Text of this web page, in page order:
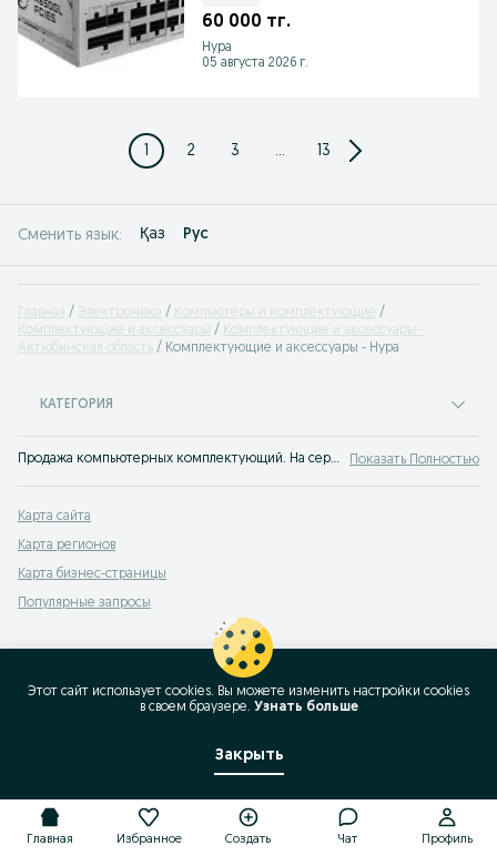
60 000 тг.
Нура
05 августа 2026 г.
1 2 3 ... 13
Сменить язык: Қаз Рус
Главная Электроника
Компьютеры и комплектующие
Комплектующие и аксессуары
Комплектующие и аксессуары -
Актюбинская область
Комплектующие и аксессуары - Нура
КАТЕГОРИЯ
Продажа компьютерных комплектующий. На сервисе объявлений OLX Нура легко и быстро можно купить комплектующие для компьютера б/у. Покупай лучшие компьютерные комплектующие на OLX! Показать Полностью
Карта сайта
Карта регионов
Карта бизнес-страницы
Популярные запросы
Главная Избранное Создать Чат Профиль
Этот сайт использует cookies. Вы можете изменить настройки cookies
в своeм браузере. Узнать больше
Закрыть